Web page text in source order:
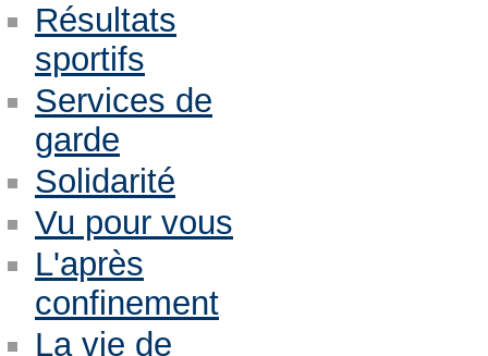
Résultats
sportifs
Services de
garde
Solidarité
Vu pour vous
L'après
confinement
La vie de